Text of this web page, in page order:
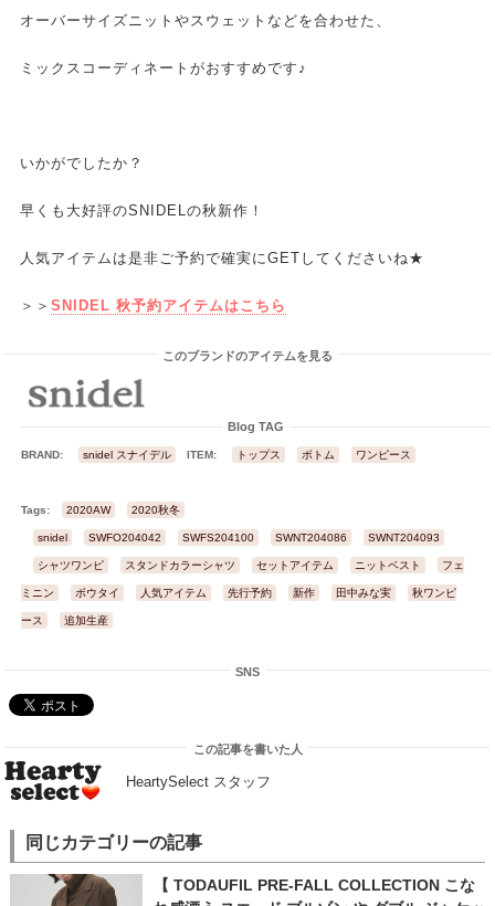
オーバーサイズニットやスウェットなどを合わせた、
ミックスコーディネートがおすすめです♪
いかがでしたか？
早くも大好評のSNIDELの秋新作！
人気アイテムは是非ご予約で確実にGETしてくださいね★
＞＞ SNIDEL 秋予約アイテムはこちら
このブランドのアイテムを見る
Blog TAG
BRAND: snidel スナイデル ITEM: トップス ボトム ワンピース
Tags: 2020AW 2020秋冬
snidel SWFO204042 SWFS204100 SWNT204086 SWNT204093
シャツワンピ スタンドカラーシャツ セットアイテム ニットベスト フェ
ミニン ボウタイ 人気アイテム 先行予約 新作 田中みな実 秋ワンピ
ース 追加生産
SNS
この記事を書いた人
HeartySelect スタッフ
同じカテゴリーの記事
【 TODAUFIL PRE-FALL COLLECTION こな